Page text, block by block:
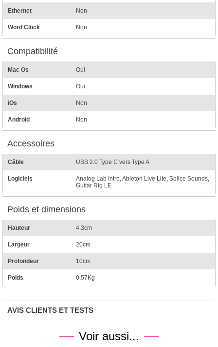
Ethernet Non
Word Clock Non
Compatibilité
Mac Os Oui
Windows Oui
iOs Non
Android Non
Accessoires
Câble USB 2.0 Type C vers Type A
Logiciels
Analog Lab Intro, Ableton Live Lite, Splice Sounds,
Guitar Rig LE
Poids et dimensions
Hauteur 4.3cm
Largeur 20cm
Profondeur 10cm
Poids 0.57Kg
AVIS CLIENTS ET TESTS
Voir aussi...